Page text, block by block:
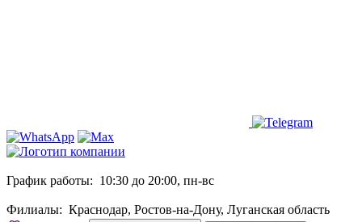
График работы: 10:30 до 20:00, пн-вс
Филиалы: Краснодар, Ростов-на-Дону, Луганская область